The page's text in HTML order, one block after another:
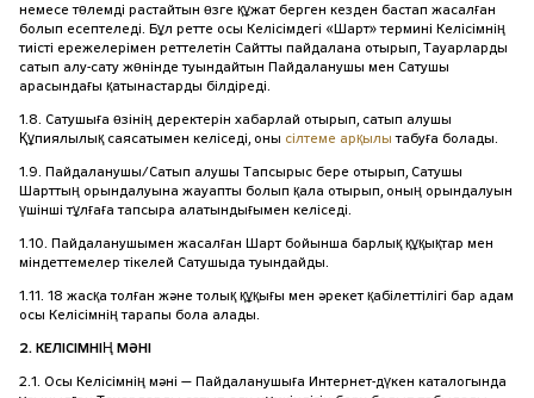
немесе төлемді растайтын өзге құжат берген кезден бастап жасалған
болып есептеледі. Бұл ретте осы Келісімдегі «Шарт» термині Келісімнің
тиісті ережелерімен реттелетін Сайтты пайдалана отырып, Тауарларды
сатып алу-сату жөнінде туындайтын Пайдаланушы мен Сатушы
арасындағы қатынастарды білдіреді.
1.8. Сатушыға өзінің деректерін хабарлай отырып, сатып алушы
Құпиялылық саясатымен келіседі, оны сілтеме арқылы табуға болады.
1.9. Пайдаланушы/Сатып алушы Тапсырыс бере отырып, Сатушы
Шарттың орындалуына жауапты болып қала отырып, оның орындалуын
үшінші тұлғаға тапсыра алатындығымен келіседі.
1.10. Пайдаланушымен жасалған Шарт бойынша барлық құқықтар мен
міндеттемелер тікелей Сатушыда туындайды.
1.11. 18 жасқа толған және толық құқығы мен әрекет қабілеттілігі бар адам
осы Келісімнің тарапы бола алады.
2. КЕЛІСІМНІҢ МӘНІ
2.1. Осы Келісімнің мәні — Пайдаланушыға Интернет-дүкен каталогында